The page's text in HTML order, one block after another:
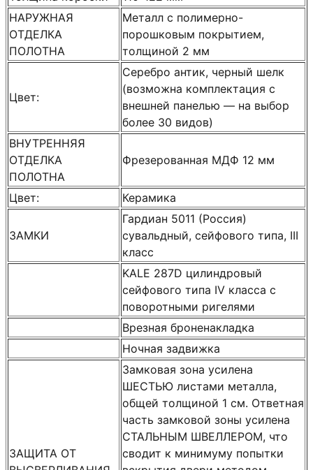
НАРУЖНАЯ
ОТДЕЛКА
ПОЛОТНА
Металл с полимерно-
порошковым покрытием,
толщиной 2 мм
Цвет:
Серебро антик, черный шелк
(возможна комплектация с
внешней панелью — на выбор
более 30 видов)
ВНУТРЕННЯЯ
ОТДЕЛКА
ПОЛОТНА
Фрезерованная МДФ 12 мм
Цвет: Керамика
ЗАМКИ
Гардиан 5011 (Россия)
сувальдный, сейфового типа, III
класс
KALE 287D цилиндровый
сейфового типа IV класса с
поворотными ригелями
Врезная броненакладка
Ночная задвижка
ЗАЩИТА ОТ
Замковая зона усилена
ШЕСТЬЮ листами металла,
общей толщиной 1 см. Ответная
часть замковой зоны усилена
СТАЛЬНЫМ ШВЕЛЛЕРОМ, что
сводит к минимуму попытки